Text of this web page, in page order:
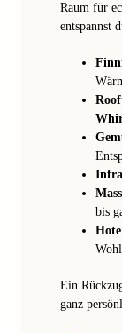
Raum für
entspannst
bis
Ein
ganz